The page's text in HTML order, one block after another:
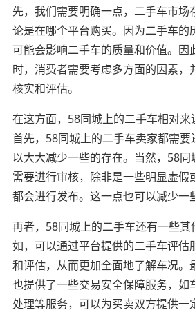
先，我们需要明确一点，二手车市场
论是在哪个平台购买。因为二手车的
可能会影响二手车的质量和价值。因
时，消费者需要考虑多方面的因素，
核实和评估。
在这方面，58同城上的二手车相对来
首先，58同城上的二手车卖家都需
以大大减少一些的存在。当然，58
需要进行审核，除非是一些明显虚假
都会进行发布。这一点也可以减少一
再者，58同城上的二手车还有一些其
如，可以通过平台提供的二手车评估
和评估，从而更加全面地了解车况。
也提供了一些交易安全保障服务，如
处理等服务，可以为买卖双方提供一